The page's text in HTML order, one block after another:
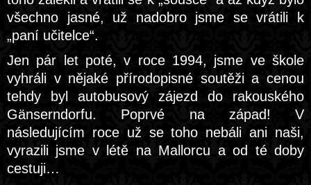
všechno jasné, už nadobro jsme se vrátili k
„paní učitelce“.
Jen pár let poté, v roce 1994, jsme ve škole
vyhráli v nějaké přírodopisné soutěži a cenou
tehdy byl autobusový zájezd do rakouského
Gänserndorfu. Poprvé na západ! V
následujícím roce už se toho nebáli ani naši,
vyrazili jsme v létě na Mallorcu a od té doby
cestuji…